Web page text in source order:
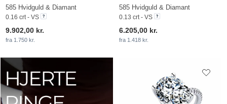
585 Hvidguld & Diamant
0.16 crt - VS
9.902,00 kr.
fra 1.750 kr.
585 Hvidguld & Diamant
0.13 crt - VS
6.205,00 kr.
fra 1.418 kr.